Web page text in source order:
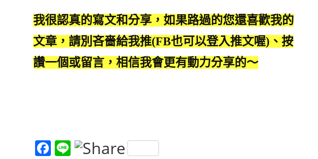
我很認真的寫文和分享，如果路過的您還喜歡我的
文章，請別吝嗇給我推(FB也可以登入推文喔)、按
讚一個或留言，相信我會更有動力分享的～
F Li